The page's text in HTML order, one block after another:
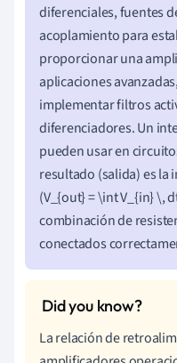
diferenciales, fuentes
acoplamiento para
proporcionar una
aplicaciones
implementar filtros
diferenciadores. Un
pueden usar en
resultado (salida) es la
(V_{out} = \int V_{in} \,
combinación de
conectados
La relación de